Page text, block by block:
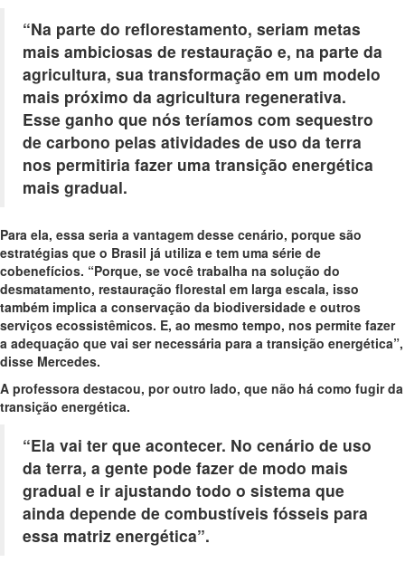
“Na parte do reflorestamento, seriam metas
mais ambiciosas de restauração e, na parte da
agricultura, sua transformação em um modelo
mais próximo da agricultura regenerativa.
Esse ganho que nós teríamos com sequestro
de carbono pelas atividades de uso da terra
nos permitiria fazer uma transição energética
mais gradual.
Para ela, essa seria a vantagem desse cenário, porque são
estratégias que o Brasil já utiliza e tem uma série de
cobenefícios. “Porque, se você trabalha na solução do
desmatamento, restauração florestal em larga escala, isso
também implica a conservação da biodiversidade e outros
serviços ecossistêmicos. E, ao mesmo tempo, nos permite fazer
a adequação que vai ser necessária para a transição energética”,
disse Mercedes.
A professora destacou, por outro lado, que não há como fugir da
transição energética.
“Ela vai ter que acontecer. No cenário de uso
da terra, a gente pode fazer de modo mais
gradual e ir ajustando todo o sistema que
ainda depende de combustíveis fósseis para
essa matriz energética”.